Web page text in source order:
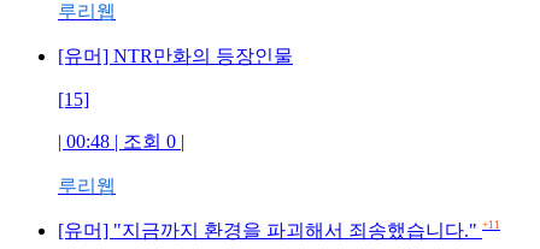
루리웹
[유머] NTR만화의 등장인물
[15]
| 00:48 | 조회 0 |
루리웹
[유머] "지금까지 환경을 파괴해서 죄송했습니다." +11